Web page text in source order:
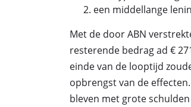
een middellange
Met de door ABN
resterende bedrag ad €
einde van de looptijd
opbrengst van de
bleven met grote